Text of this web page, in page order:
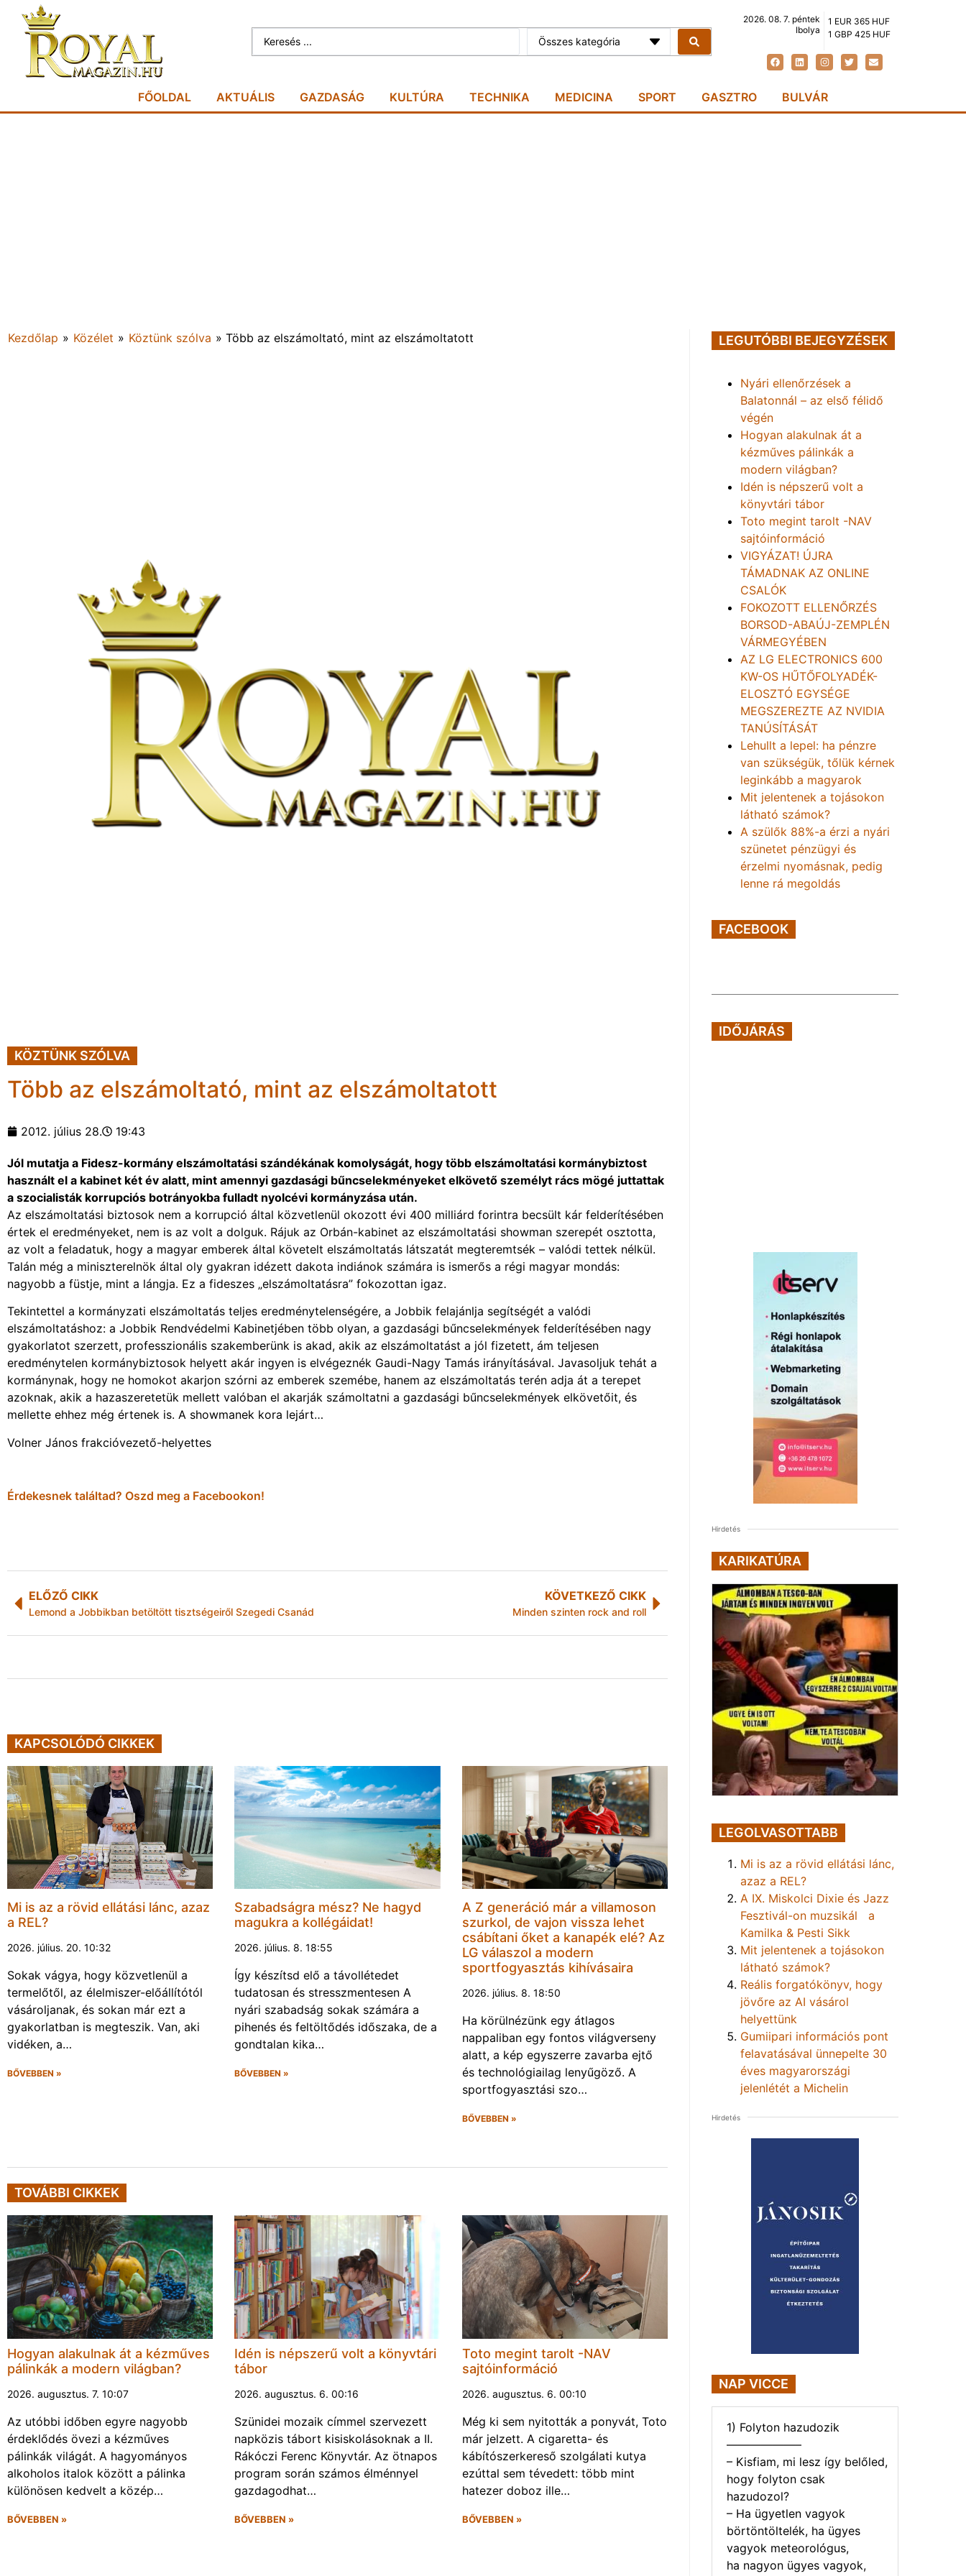
Összes kategória
2026. 08. 7. péntek
Ibolya
1 EUR 365 HUF
1 GBP 425 HUF
FŐOLDAL AKTUÁLIS GAZDASÁG KULTÚRA TECHNIKA MEDICINA SPORT GASZTRO BULVÁR
Kezdőlap » Közélet » Köztünk szólva » Több az elszámoltató, mint az elszámoltatott
KÖZTÜNK SZÓLVA
Több az elszámoltató, mint az elszámoltatott
2012. július 28. 19:43
Jól mutatja a Fidesz-kormány elszámoltatási szándékának komolyságát, hogy több elszámoltatási kormánybiztost
használt el a kabinet két év alatt, mint amennyi gazdasági bűncselekményeket elkövető személyt rács mögé juttattak
a szocialisták korrupciós botrányokba fulladt nyolcévi kormányzása után.
Az elszámoltatási biztosok nem a korrupció által közvetlenül okozott évi 400 milliárd forintra becsült kár felderítésében
értek el eredményeket, nem is az volt a dolguk. Rájuk az Orbán-kabinet az elszámoltatási showman szerepét osztotta,
az volt a feladatuk, hogy a magyar emberek által követelt elszámoltatás látszatát megteremtsék – valódi tettek nélkül.
Talán még a miniszterelnök által oly gyakran idézett dakota indiánok számára is ismerős a régi magyar mondás:
nagyobb a füstje, mint a lángja. Ez a fideszes „elszámoltatásra” fokozottan igaz.
Tekintettel a kormányzati elszámoltatás teljes eredménytelenségére, a Jobbik felajánlja segítségét a valódi
elszámoltatáshoz: a Jobbik Rendvédelmi Kabinetjében több olyan, a gazdasági bűncselekmények felderítésében nagy
gyakorlatot szerzett, professzionális szakemberünk is akad, akik az elszámoltatást a jól fizetett, ám teljesen
eredménytelen kormánybiztosok helyett akár ingyen is elvégeznék Gaudi-Nagy Tamás irányításával. Javasoljuk tehát a
kormánynak, hogy ne homokot akarjon szórni az emberek szemébe, hanem az elszámoltatás terén adja át a terepet
azoknak, akik a hazaszeretetük mellett valóban el akarják számoltatni a gazdasági bűncselekmények elkövetőit, és
mellette ehhez még értenek is. A showmanek kora lejárt…
Volner János frakcióvezető-helyettes
Érdekesnek találtad? Oszd meg a Facebookon!
ELŐZŐ CIKK
Lemond a Jobbikban betöltött tisztségeiről Szegedi Csanád
KÖVETKEZŐ CIKK
Minden szinten rock and roll
KAPCSOLÓDÓ CIKKEK
Mi is az a rövid ellátási lánc, azaz
a REL?
2026. július. 20. 10:32
Sokak vágya, hogy közvetlenül a
termelőtől, az élelmiszer-előállítótól
vásároljanak, és sokan már ezt a
gyakorlatban is megteszik. Van, aki
vidéken, a…
BŐVEBBEN »
Szabadságra mész? Ne hagyd
magukra a kollégáidat!
2026. július. 8. 18:55
Így készítsd elő a távollétedet
tudatosan és stresszmentesen A
nyári szabadság sokak számára a
pihenés és feltöltődés időszaka, de a
gondtalan kika…
BŐVEBBEN »
A Z generáció már a villamoson
szurkol, de vajon vissza lehet
csábítani őket a kanapék elé? Az
LG válaszol a modern
sportfogyasztás kihívásaira
2026. július. 8. 18:50
Ha körülnézünk egy átlagos
nappaliban egy fontos világverseny
alatt, a kép egyszerre zavarba ejtő
és technológiailag lenyűgöző. A
sportfogyasztási szo…
BŐVEBBEN »
TOVÁBBI CIKKEK
Hogyan alakulnak át a kézműves
pálinkák a modern világban?
2026. augusztus. 7. 10:07
Az utóbbi időben egyre nagyobb
érdeklődés övezi a kézműves
pálinkák világát. A hagyományos
alkoholos italok között a pálinka
különösen kedvelt a közép…
BŐVEBBEN »
Idén is népszerű volt a könyvtári
tábor
2026. augusztus. 6. 00:16
Szünidei mozaik címmel szervezett
napközis tábort kisiskolásoknak a II.
Rákóczi Ferenc Könyvtár. Az ötnapos
program során számos élménnyel
gazdagodhat…
BŐVEBBEN »
Toto megint tarolt -NAV
sajtóinformáció
2026. augusztus. 6. 00:10
Még ki sem nyitották a ponyvát, Toto
már jelzett. A cigaretta- és
kábítószerkereső szolgálati kutya
ezúttal sem tévedett: több mint
hatezer doboz ille…
BŐVEBBEN »
LEGUTÓBBI BEJEGYZÉSEK
Nyári ellenőrzések a
Balatonnál – az első félidő
végén
Hogyan alakulnak át a
kézműves pálinkák a
modern világban?
Idén is népszerű volt a
könyvtári tábor
Toto megint tarolt -NAV
sajtóinformáció
VIGYÁZAT! ÚJRA
TÁMADNAK AZ ONLINE
CSALÓK
FOKOZOTT ELLENŐRZÉS
BORSOD-ABAÚJ-ZEMPLÉN
VÁRMEGYÉBEN
AZ LG ELECTRONICS 600
KW-OS HŰTŐFOLYADÉK-
ELOSZTÓ EGYSÉGE
MEGSZEREZTE AZ NVIDIA
TANÚSÍTÁSÁT
Lehullt a lepel: ha pénzre
van szükségük, tőlük kérnek
leginkább a magyarok
Mit jelentenek a tojásokon
látható számok?
A szülők 88%-a érzi a nyári
szünetet pénzügyi és
érzelmi nyomásnak, pedig
lenne rá megoldás
FACEBOOK
IDŐJÁRÁS
Hirdetés
KARIKATÚRA
LEGOLVASOTTABB
Mi is az a rövid ellátási lánc,
azaz a REL?
A IX. Miskolci Dixie és Jazz
Fesztivál-on muzsikál a
Kamilka & Pesti Sikk
Mit jelentenek a tojásokon
látható számok?
Reális forgatókönyv, hogy
jövőre az AI vásárol
helyettünk
Gumiipari információs pont
felavatásával ünnepelte 30
éves magyarországi
jelenlétét a Michelin
Hirdetés
NAP VICCE
1) Folyton hazudozik
——————–
– Kisfiam, mi lesz így belőled,
hogy folyton csak
hazudozol?
– Ha ügyetlen vagyok
börtöntöltelék, ha ügyes
vagyok meteorológus,
ha nagyon ügyes vagyok,